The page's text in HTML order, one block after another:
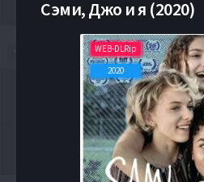
Сэми, Джо и я (2020)
WEB-DLRip
2020